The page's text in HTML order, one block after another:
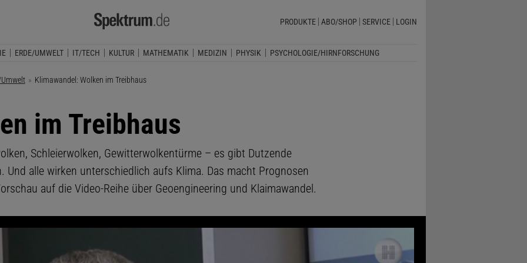
PRODUKTE ABO/SHOP SERVICE LOGIN
ERDE/UMWELT IT/TECH KULTUR MATHEMATIK MEDIZIN PHYSIK PSYCHOLOGIE/HIRNFORSCHUNG
Aktuelle Seite:
Klimawandel: Wolken im Treibhaus
im Treibhaus
Schleierwolken, Gewitterwolkentürme – es gibt Dutzende
Und alle wirken unterschiedlich aufs Klima. Das macht Prognosen
auf die Video-Reihe über Geoengineering und Klaimawandel.